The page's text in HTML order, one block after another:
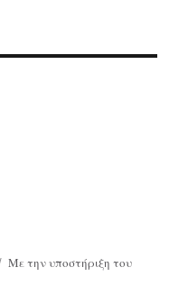
Με την υποστήριξη του